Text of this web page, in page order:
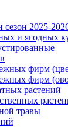
сезон 2025-
и ягодных
фирм
фирм
растений
травы